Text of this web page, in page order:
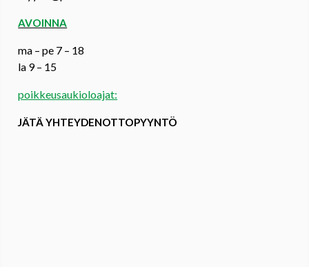
AVOINNA
ma – pe 7 – 18
la 9 – 15
poikkeusaukioloajat:
JÄTÄ YHTEYDENOTTOPYYNTÖ